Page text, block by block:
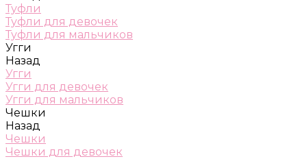
Туфли
Туфли для девочек
Туфли для мальчиков
Угги
Назад
Угги
Угги для девочек
Угги для мальчиков
Чешки
Назад
Чешки
Чешки для девочек